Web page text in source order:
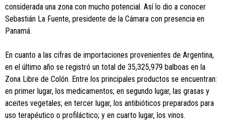
considerada una zona con mucho potencial. Así lo dio a conocer
Sebastián La Fuente, presidente de la Cámara con presencia en
Panamá.
En cuanto a las cifras de importaciones provenientes de Argentina,
en el último año se registró un total de 35,325,979 balboas en la
Zona Libre de Colón. Entre los principales productos se encuentran:
en primer lugar, los medicamentos; en segundo lugar, las grasas y
aceites vegetales; en tercer lugar, los antibióticos preparados para
uso terapéutico o profiláctico; y en cuarto lugar, los vinos.